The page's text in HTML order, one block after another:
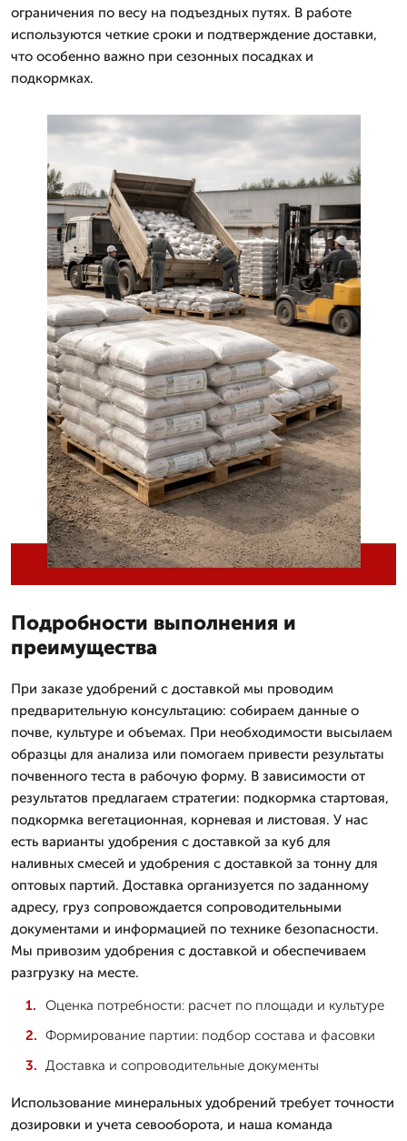
ограничения по весу на подъездных путях. В работе
используются четкие сроки и подтверждение доставки,
что особенно важно при сезонных посадках и
подкормках.
Подробности выполнения и
преимущества
При заказе удобрений с доставкой мы проводим
предварительную консультацию: собираем данные о
почве, культуре и объемах. При необходимости высылаем
образцы для анализа или помогаем привести результаты
почвенного теста в рабочую форму. В зависимости от
результатов предлагаем стратегии: подкормка стартовая,
подкормка вегетационная, корневая и листовая. У нас
есть варианты удобрения с доставкой за куб для
наливных смесей и удобрения с доставкой за тонну для
оптовых партий. Доставка организуется по заданному
адресу, груз сопровождается сопроводительными
документами и информацией по технике безопасности.
Мы привозим удобрения с доставкой и обеспечиваем
разгрузку на месте.
Оценка потребности: расчет по площади и культуре
Формирование партии: подбор состава и фасовки
Доставка и сопроводительные документы
Использование минеральных удобрений требует точности
дозировки и учета севооборота, и наша команда